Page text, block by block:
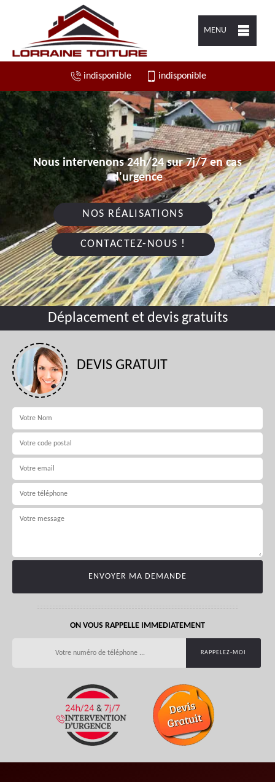
MENU
indisponible indisponible
Nous intervenons 24h/24 sur 7j/7 en cas
d'urgence
NOS RÉALISATIONS
CONTACTEZ-NOUS !
Déplacement et devis gratuits
DEVIS GRATUIT
ON VOUS RAPPELLE IMMEDIATEMENT